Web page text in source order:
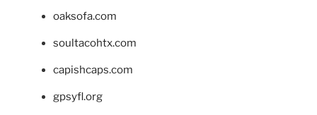
oaksofa.com
soultacohtx.com
capishcaps.com
gpsyfl.org